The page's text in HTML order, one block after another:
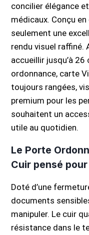
concilier élégance
médicaux. Conçu
seulement une
rendu visuel raffiné.
accueillir jusqu’à
ordonnance, carte
toujours rangées,
premium pour les
souhaitent un
utile au quotidien.
Le Porte
Cuir pensé
Doté d’une
documents
manipuler. Le cuir
résistance dans le